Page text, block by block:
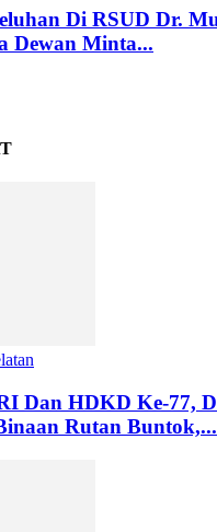
Di RSUD Dr.
Dewan Minta...
Dan HDKD Ke-77,
Rutan Buntok,...